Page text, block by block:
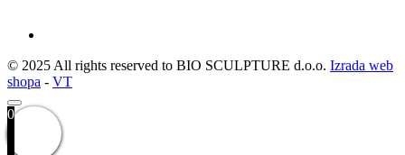
© 2025 All rights reserved to BIO SCULPTURE d.o.o. Izrada web
shopa - VT
0